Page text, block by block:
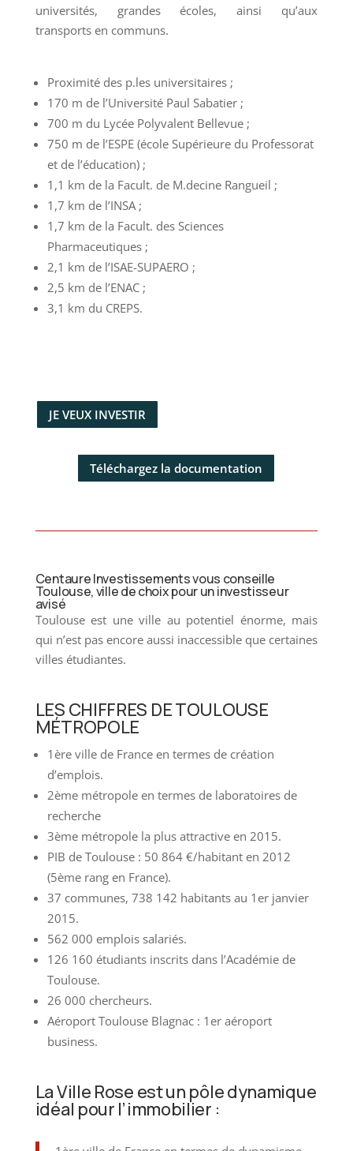
universités, grandes écoles, ainsi qu’aux
transports en communs.
Proximité des p.les universitaires ;
170 m de l’Université Paul Sabatier ;
700 m du Lycée Polyvalent Bellevue ;
750 m de l’ESPE (école Supérieure du Professorat
et de l’éducation) ;
1,1 km de la Facult. de M.decine Rangueil ;
1,7 km de l’INSA ;
1,7 km de la Facult. des Sciences
Pharmaceutiques ;
2,1 km de l’ISAE-SUPAERO ;
2,5 km de l’ENAC ;
3,1 km du CREPS.
JE VEUX INVESTIR
Téléchargez la documentation
Centaure Investissements vous conseille
Toulouse, ville de choix pour un investisseur
avisé
Toulouse est une ville au potentiel énorme, mais
qui n’est pas encore aussi inaccessible que certaines
villes étudiantes.
LES CHIFFRES DE TOULOUSE
MÉTROPOLE
1ère ville de France en termes de création
d’emplois.
2ème métropole en termes de laboratoires de
recherche
3ème métropole la plus attractive en 2015.
PIB de Toulouse : 50 864 €/habitant en 2012
(5ème rang en France).
37 communes, 738 142 habitants au 1er janvier
2015.
562 000 emplois salariés.
126 160 étudiants inscrits dans l’Académie de
Toulouse.
26 000 chercheurs.
Aéroport Toulouse Blagnac : 1er aéroport
business.
La Ville Rose est un pôle dynamique
idéal pour l’immobilier :